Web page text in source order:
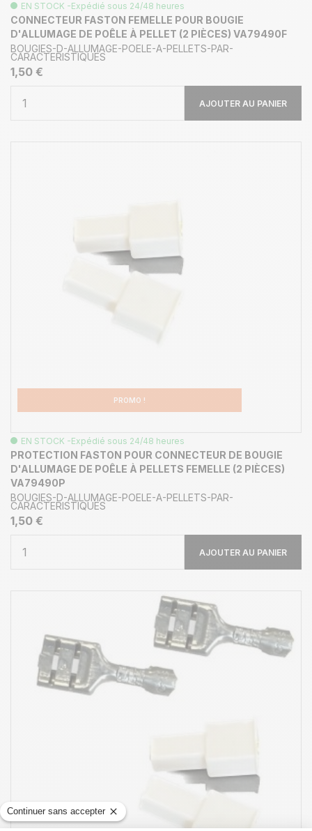
EN STOCK -Expédié sous 24/48 heures
CONNECTEUR FASTON FEMELLE POUR BOUGIE
D'ALLUMAGE DE POÊLE À PELLET (2 PIÈCES) VA79490F
BOUGIES-D-ALLUMAGE-POELE-A-PELLETS-PAR-
CARACTERISTIQUES
1,50 €
AJOUTER AU PANIER
PROMO !
EN STOCK -Expédié sous 24/48 heures
PROTECTION FASTON POUR CONNECTEUR DE BOUGIE
D'ALLUMAGE DE POÊLE À PELLETS FEMELLE (2 PIÈCES)
VA79490P
BOUGIES-D-ALLUMAGE-POELE-A-PELLETS-PAR-
CARACTERISTIQUES
1,50 €
AJOUTER AU PANIER